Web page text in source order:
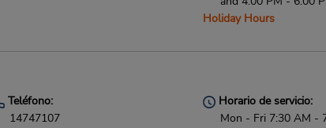
Holiday Hours
Teléfono:
14747107
Horario de servicio:
Mon - Fri 7:30 AM -